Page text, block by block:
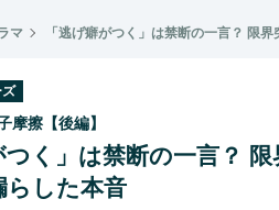
マ 「逃げ癖がつく」は禁断の一言？ 限
摩擦【後編】
つく」は禁断の一言？
らした本音